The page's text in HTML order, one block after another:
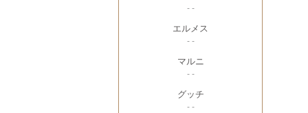
- -
エルメス
- -
マルニ
- -
グッチ
- -